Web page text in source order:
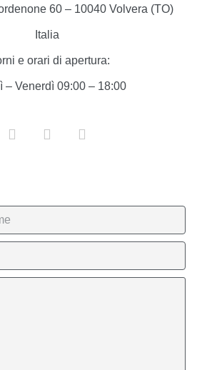
60 – 10040 Volvera (TO)
Italia
e orari di apertura:
– Venerdì 09:00 – 18:00